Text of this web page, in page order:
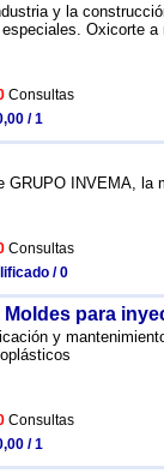
y la
Oxicorte a
Consultas
/ 1
GRUPO INVEMA, la
Consultas
/ 0
Moldes para
y
Consultas
/ 1